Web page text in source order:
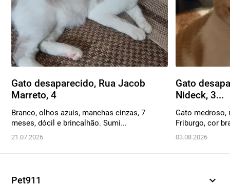
Gato desaparecido, Rua Jacob
Marreto, 4
Branco, olhos azuis, manchas cinzas, 7
meses, dócil e brincalhão. Sumi...
21.07.2026
Gato
Nideck, 3...
Gato medroso,
Friburgo, cor
03.08.2026
Pet911 expand_more